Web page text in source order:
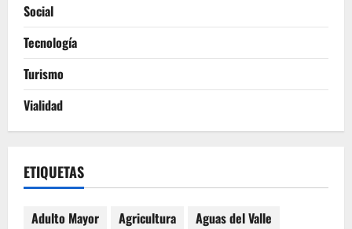
Social
Tecnología
Turismo
Vialidad
ETIQUETAS
Adulto Mayor Agricultura
Aguas del Valle